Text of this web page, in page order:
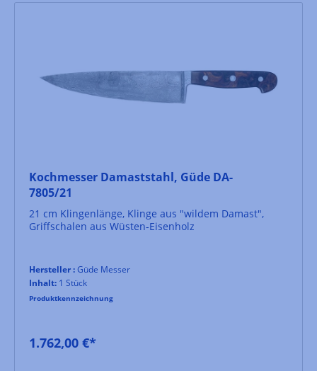
Kochmesser Damaststahl, Güde DA-
7805/21
21 cm Klingenlänge, Klinge aus "wildem Damast",
Griffschalen aus Wüsten-Eisenholz
Hersteller :Güde Messer
Inhalt: 1 Stück
Produktkennzeichnung
1.762,00 €*